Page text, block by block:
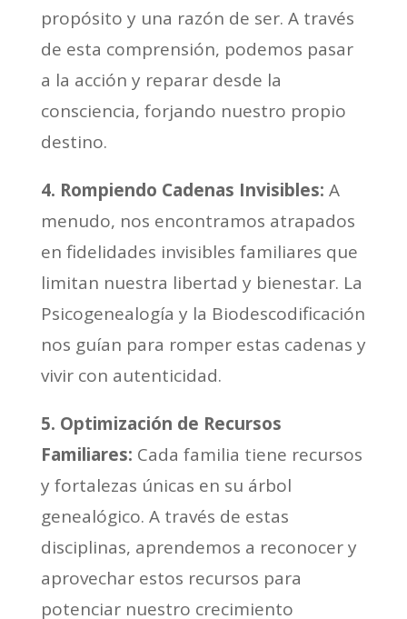
propósito y una razón de ser. A través
de esta comprensión, podemos pasar
a la acción y reparar desde la
consciencia, forjando nuestro propio
destino.
4. Rompiendo Cadenas Invisibles: A
menudo, nos encontramos atrapados
en fidelidades invisibles familiares que
limitan nuestra libertad y bienestar. La
Psicogenealogía y la Biodescodificación
nos guían para romper estas cadenas y
vivir con autenticidad.
5. Optimización de Recursos
Familiares: Cada familia tiene recursos
y fortalezas únicas en su árbol
genealógico. A través de estas
disciplinas, aprendemos a reconocer y
aprovechar estos recursos para
potenciar nuestro crecimiento